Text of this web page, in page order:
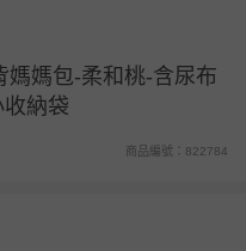
媽媽包-柔和桃-含尿布
納袋
商品編號：822784